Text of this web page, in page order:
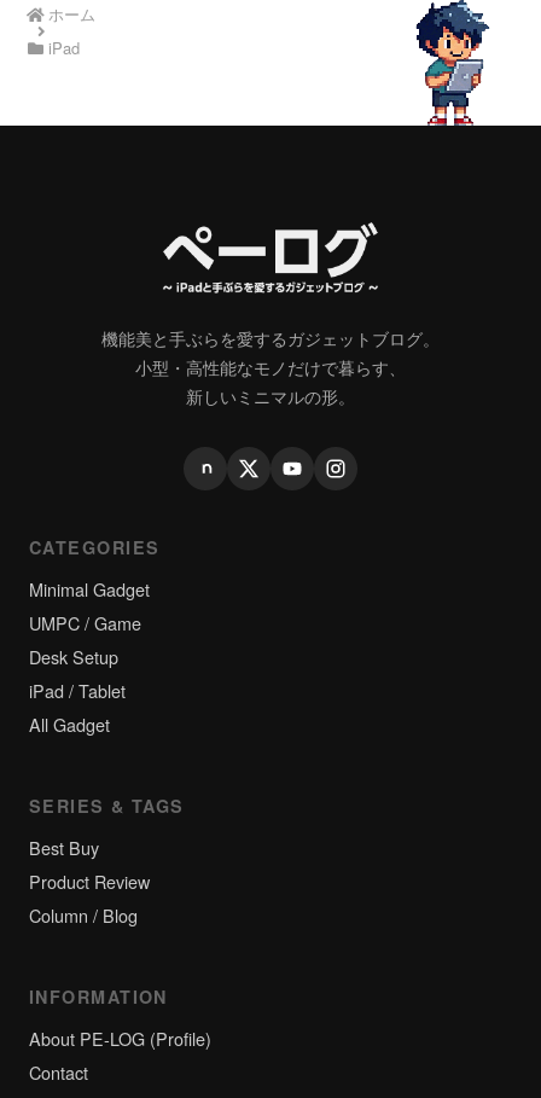
ホーム
iPad
機能美と手ぶらを愛するガジェットブログ。
小型・高性能なモノだけで暮らす、
新しいミニマルの形。
CATEGORIES
Minimal Gadget
UMPC / Game
Desk Setup
iPad / Tablet
All Gadget
SERIES & TAGS
Best Buy
Product Review
Column / Blog
INFORMATION
About PE-LOG (Profile)
Contact